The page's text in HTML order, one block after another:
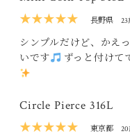
★★★★★
長野県
シンプルだけど、かえ
いです
ずっと付けて
Circle Pierce 316L
★★★★★
東京都